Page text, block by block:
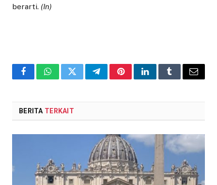
berarti. (In)
FacebookWhatsAppTwitterTelegramPinterestLinkedInTumblrEmail
BERITA TERKAIT